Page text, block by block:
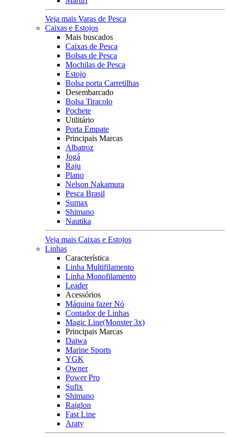
Veja mais Varas de Pesca
Caixas e Estojos
Mais buscados
Caixas de Pesca
Bolsas de Pesca
Mochilas de Pesca
Estojo
Bolsa porta Carretilhas
Desembarcado
Bolsa Tiracolo
Pochete
Utilitário
Porta Empate
Principais Marcas
Albatroz
Jogá
Raju
Plano
Nelson Nakamura
Pesca Brasil
Sumax
Shimano
Nautika
Veja mais Caixas e Estojos
Linhas
Característica
Linha Multifilamento
Linha Monofilamento
Leader
Acessórios
Máquina fazer Nó
Contador de Linhas
Magic Line(Monster 3x)
Principais Marcas
Daiwa
Marine Sports
YGK
Owner
Power Pro
Sufix
Shimano
Raiglon
Fast Line
Araty